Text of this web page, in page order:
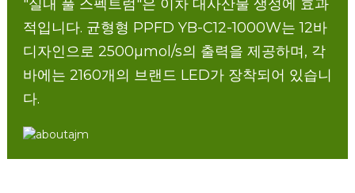
"실내 풀 스펙트럼"은 이차 대사산물 생성에 효과
적입니다. 균형형 PPFD YB-C12-1000W는 12바
디자인으로 2500µmol/s의 출력을 제공하며, 각
바에는 2160개의 브랜드 LED가 장착되어 있습니
다.